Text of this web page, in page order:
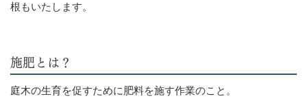
根もいたします。
施肥とは？
庭木の生育を促すために肥料を施す作業のこと。